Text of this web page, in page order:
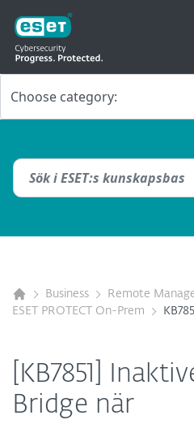
Business
Remote
ESET PROTECT On-Prem
KB7851
[KB7851]
Bridge när